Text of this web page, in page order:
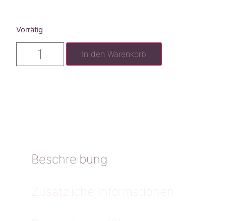
Vorrätig
In den Warenkorb
Beschreibung
Zusätzliche Informationen